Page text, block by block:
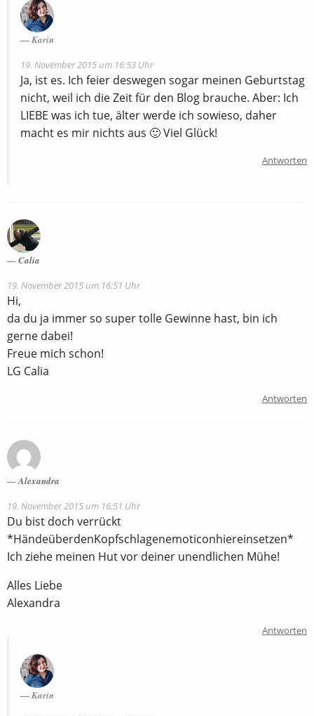
Karin
19. November 2015 um 16:53 Uhr
Ja, ist es. Ich feier deswegen sogar meinen Geburtstag
nicht, weil ich die Zeit für den Blog brauche. Aber: Ich
LIEBE was ich tue, älter werde ich sowieso, daher
macht es mir nichts aus 🙂 Viel Glück!
Antworten
Calia
19. November 2015 um 16:51 Uhr
Hi,
da du ja immer so super tolle Gewinne hast, bin ich
gerne dabei!
Freue mich schon!
LG Calia
Antworten
Alexandra
19. November 2015 um 16:51 Uhr
Du bist doch verrückt
*HändeüberdenKopfschlagenemoticonhiereinsetzen*
Ich ziehe meinen Hut vor deiner unendlichen Mühe!
Alles Liebe
Alexandra
Antworten
Karin